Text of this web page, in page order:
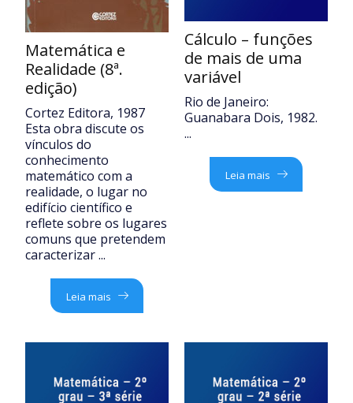
Matemática e
Realidade (8ª.
edição)
Cortez Editora, 1987
Esta obra discute os
vínculos do
conhecimento
matemático com a
realidade, o lugar no
edifício científico e
reflete sobre os lugares
comuns que pretendem
caracterizar ...
Leia mais
Cálculo – funções
de mais de uma
variável
Rio de Janeiro:
Guanabara Dois, 1982.
...
Leia mais